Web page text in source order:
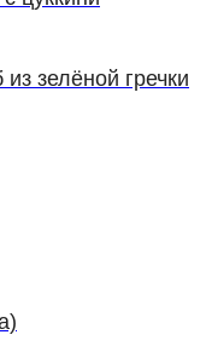
зелёной гречки